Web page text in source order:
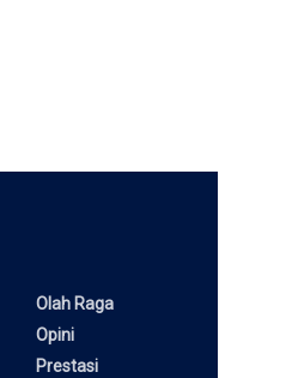
Olah Raga
Opini
Prestasi